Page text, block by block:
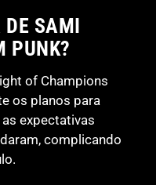
SAMI
PUNK?
of Champions
os planos para
expectativas
complicando